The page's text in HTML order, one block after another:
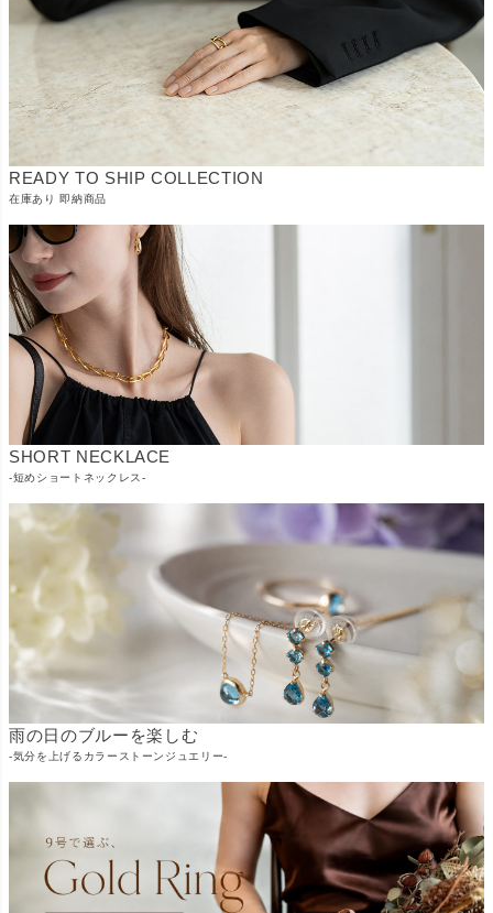
READY TO SHIP COLLECTION
在庫あり 即納商品
SHORT NECKLACE
-短めショートネックレス-
雨の日のブルーを楽しむ
-気分を上げるカラーストーンジュエリー-